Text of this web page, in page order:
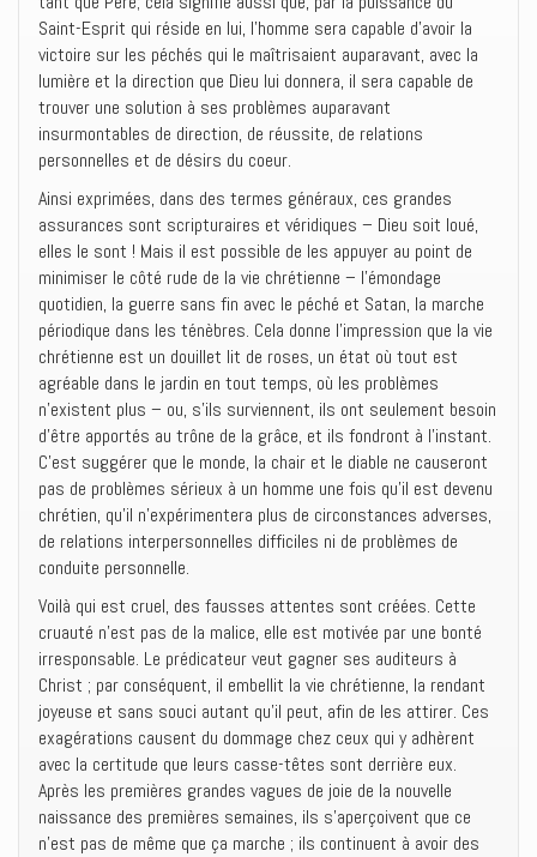
Saint-Esprit qui réside en lui, l’homme sera capable d’avoir la
victoire sur les péchés qui le maîtrisaient auparavant, avec la
lumière et la direction que Dieu lui donnera, il sera capable de
trouver une solution à ses problèmes auparavant
insurmontables de direction, de réussite, de relations
personnelles et de désirs du coeur.
Ainsi exprimées, dans des termes généraux, ces grandes
assurances sont scripturaires et véridiques – Dieu soit loué,
elles le sont ! Mais il est possible de les appuyer au point de
minimiser le côté rude de la vie chrétienne – l’émondage
quotidien, la guerre sans fin avec le péché et Satan, la marche
périodique dans les ténèbres. Cela donne l’impression que la vie
chrétienne est un douillet lit de roses, un état où tout est
agréable dans le jardin en tout temps, où les problèmes
n’existent plus – ou, s’ils surviennent, ils ont seulement besoin
d’être apportés au trône de la grâce, et ils fondront à l’instant.
C’est suggérer que le monde, la chair et le diable ne causeront
pas de problèmes sérieux à un homme une fois qu’il est devenu
chrétien, qu’il n’expérimentera plus de circonstances adverses,
de relations interpersonnelles difficiles ni de problèmes de
conduite personnelle.
Voilà qui est cruel, des fausses attentes sont créées. Cette
cruauté n’est pas de la malice, elle est motivée par une bonté
irresponsable. Le prédicateur veut gagner ses auditeurs à
Christ ; par conséquent, il embellit la vie chrétienne, la rendant
joyeuse et sans souci autant qu’il peut, afin de les attirer. Ces
exagérations causent du dommage chez ceux qui y adhèrent
avec la certitude que leurs casse-têtes sont derrière eux.
Après les premières grandes vagues de joie de la nouvelle
naissance des premières semaines, ils s’aperçoivent que ce
n’est pas de même que ça marche ; ils continuent à avoir des